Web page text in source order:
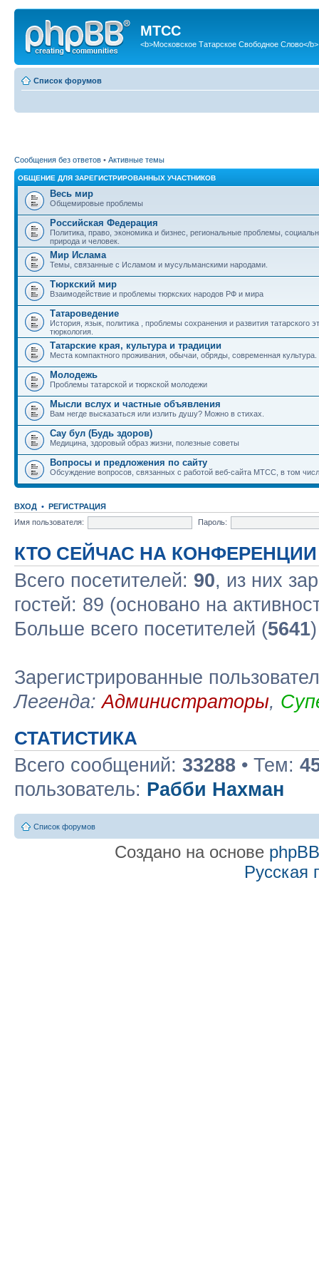
МТСС
<b>Московское Татарское Свободное Слово</b>
Список форумов
Сообщения без ответов • Активные темы
ОБЩЕНИЕ ДЛЯ ЗАРЕГИСТРИРОВАННЫХ УЧАСТНИКОВ
Весь мир
Общемировые проблемы
Российская Федерация
Политика, право, экономика и бизнес, региональные проблемы,
природа и человек.
Мир Ислама
Темы, связанные с Исламом и мусульманскими народами.
Тюркский мир
Взаимодействие и проблемы тюркских народов РФ и мира
Татароведение
История, язык, политика , проблемы сохранения и развития татарского
тюркология.
Татарские края, культура и традиции
Места компактного проживания, обычаи, обряды, современная культура.
Молодежь
Проблемы татарской и тюркской молодежи
Мысли вслух и частные объявления
Вам негде высказаться или излить душу? Можно в стихах.
Сау бул (Будь здоров)
Медицина, здоровый образ жизни, полезные советы
Вопросы и предложения по сайту
Обсуждение вопросов, связанных с работой веб-сайта МТСС, в том
ВХОД • РЕГИСТРАЦИЯ
Имя пользователя:
Пароль:
КТО СЕЙЧАС НА КОНФЕРЕНЦИИ
Всего посетителей: 90, из них
гостей: 89 (основано на
Больше всего посетителей (5641
Зарегистрированные
Легенда:Администраторы,
СТАТИСТИКА
Всего сообщений: 33288 • Тем:
пользователь: Рабби Нахман
Список форумов
Создано на основе phpBB
Русская